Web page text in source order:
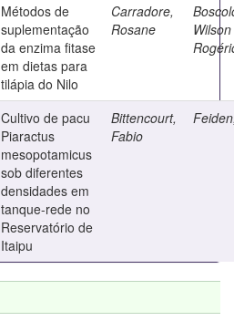
Métodos de
suplementação
da enzima fitase
em dietas para
tilápia do Nilo
Carradore,
Rosane
Wilson
Cultivo de pacu
Piaractus
mesopotamicus
sob diferentes
densidades em
tanque-rede no
Reservatório de
Itaipu
Bittencourt,
Fabio